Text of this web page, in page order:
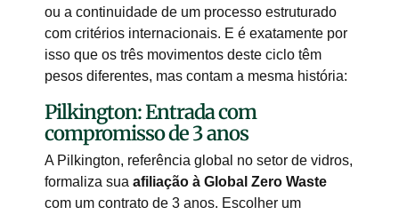
ou a continuidade de um processo estruturado
com critérios internacionais. E é exatamente por
isso que os três movimentos deste ciclo têm
pesos diferentes, mas contam a mesma história:
Pilkington: Entrada com
compromisso de 3 anos
A Pilkington, referência global no setor de vidros,
formaliza sua afiliação à Global Zero Waste
com um contrato de 3 anos. Escolher um